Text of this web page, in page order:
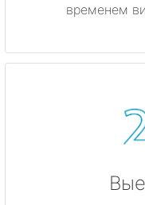
временем